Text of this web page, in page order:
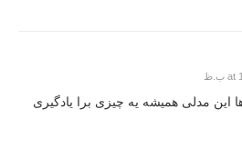
این مدلی همیشه یه چیزی برا یادگیری